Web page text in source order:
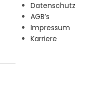
Datenschutz
AGB’s
Impressum
Karriere